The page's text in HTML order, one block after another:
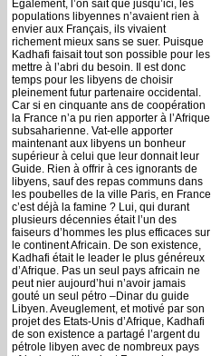
Egalement, l’on sait que jusqu’ici, les
populations libyennes n’avaient rien à
envier aux Français, ils vivaient
richement mieux sans se suer. Puisque
Kadhafi faisait tout son possible pour les
mettre à l’abri du besoin. Il est donc
temps pour les libyens de choisir
pleinement futur partenaire occidental.
Car si en cinquante ans de coopération
la France n’a pu rien apporter à l’Afrique
subsaharienne. Vat-elle apporter
maintenant aux libyens un bonheur
supérieur à celui que leur donnait leur
Guide. Rien à offrir à ces ignorants de
libyens, sauf des repas communs dans
les poubelles de la ville Paris, en France
c’est déjà la famine ? Lui, qui durant
plusieurs décennies était l’un des
faiseurs d’hommes les plus efficaces sur
le continent Africain. De son existence,
Kadhafi était le leader le plus généreux
d’Afrique. Pas un seul pays africain ne
peut nier aujourd’hui n’avoir jamais
gouté un seul pétro –Dinar du guide
Libyen. Aveuglement, et motivé par son
projet des Etats-Unis d’Afrique, Kadhafi
de son existence a partagé l’argent du
pétrole libyen avec de nombreux pays